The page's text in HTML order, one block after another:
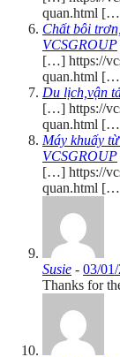
quan.html
Chất bôi
VCSGROUP
[…] https://
quan.html
Du lịch,vận
[…] https://
quan.html
Máy khuấy
VCSGROUP
[…] https://
quan.html
Susie - 03/
Thanks for